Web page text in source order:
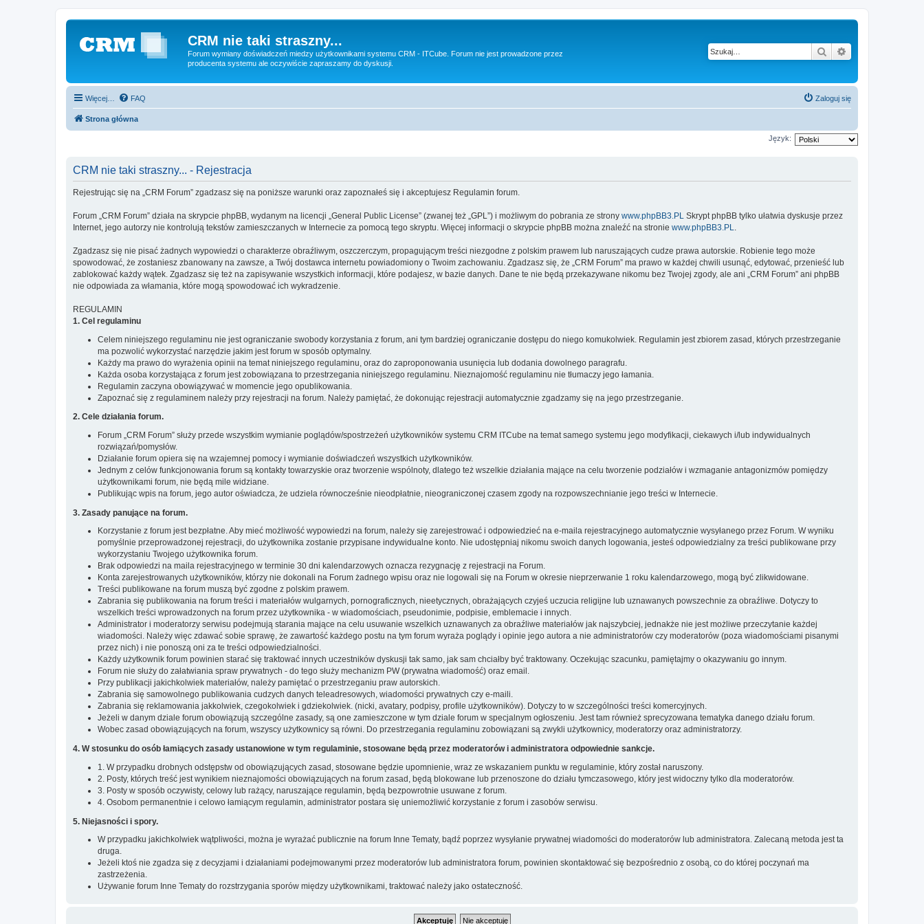
CRM nie taki straszny...
Forum wymiany doświadczeń miedzy użytkownikami systemu CRM - ITCube. Forum nie jest prowadzone przez
producenta systemu ale oczywiście zapraszamy do dyskusji.
Szukaj
Więcej… FAQ Zaloguj się
Strona główna
Język:
CRM nie taki straszny... - Rejestracja
Rejestrując się na „CRM Forum” zgadzasz się na poniższe warunki oraz zapoznałeś się i akceptujesz Regulamin forum.
Forum „CRM Forum” działa na skrypcie phpBB, wydanym na licencji „General Public License” (zwanej też „GPL”) i możliwym do pobrania ze strony www.phpBB3.PL Skrypt phpBB tylko ułatwia dyskusje przez
Internet, jego autorzy nie kontrolują tekstów zamieszczanych w Internecie za pomocą tego skryptu. Więcej informacji o skrypcie phpBB można znaleźć na stronie www.phpBB3.PL.
Zgadzasz się nie pisać żadnych wypowiedzi o charakterze obraźliwym, oszczerczym, propagującym treści niezgodne z polskim prawem lub naruszających cudze prawa autorskie. Robienie tego może
spowodować, że zostaniesz zbanowany na zawsze, a Twój dostawca internetu powiadomiony o Twoim zachowaniu. Zgadzasz się, że „CRM Forum” ma prawo w każdej chwili usunąć, edytować, przenieść lub
zablokować każdy wątek. Zgadzasz się też na zapisywanie wszystkich informacji, które podajesz, w bazie danych. Dane te nie będą przekazywane nikomu bez Twojej zgody, ale ani „CRM Forum” ani phpBB
nie odpowiada za włamania, które mogą spowodować ich wykradzenie.
REGULAMIN
1. Cel regulaminu
Celem niniejszego regulaminu nie jest ograniczanie swobody korzystania z forum, ani tym bardziej ograniczanie dostępu do niego komukolwiek. Regulamin jest zbiorem zasad, których przestrzeganie
ma pozwolić wykorzystać narzędzie jakim jest forum w sposób optymalny.
Każdy ma prawo do wyrażenia opinii na temat niniejszego regulaminu, oraz do zaproponowania usunięcia lub dodania dowolnego paragrafu.
Każda osoba korzystająca z forum jest zobowiązana to przestrzegania niniejszego regulaminu. Nieznajomość regulaminu nie tłumaczy jego łamania.
Regulamin zaczyna obowiązywać w momencie jego opublikowania.
Zapoznać się z regulaminem należy przy rejestracji na forum. Należy pamiętać, że dokonując rejestracji automatycznie zgadzamy się na jego przestrzeganie.
2. Cele działania forum.
Forum „CRM Forum” służy przede wszystkim wymianie poglądów/spostrzeżeń użytkowników systemu CRM ITCube na temat samego systemu jego modyfikacji, ciekawych i/lub indywidualnych
rozwiązań/pomysłów.
Działanie forum opiera się na wzajemnej pomocy i wymianie doświadczeń wszystkich użytkowników.
Jednym z celów funkcjonowania forum są kontakty towarzyskie oraz tworzenie wspólnoty, dlatego też wszelkie działania mające na celu tworzenie podziałów i wzmaganie antagonizmów pomiędzy
użytkownikami forum, nie będą mile widziane.
Publikując wpis na forum, jego autor oświadcza, że udziela równocześnie nieodpłatnie, nieograniczonej czasem zgody na rozpowszechnianie jego treści w Internecie.
3. Zasady panujące na forum.
Korzystanie z forum jest bezpłatne. Aby mieć możliwość wypowiedzi na forum, należy się zarejestrować i odpowiedzieć na e-maila rejestracyjnego automatycznie wysyłanego przez Forum. W wyniku
pomyślnie przeprowadzonej rejestracji, do użytkownika zostanie przypisane indywidualne konto. Nie udostępniaj nikomu swoich danych logowania, jesteś odpowiedzialny za treści publikowane przy
wykorzystaniu Twojego użytkownika forum.
Brak odpowiedzi na maila rejestracyjnego w terminie 30 dni kalendarzowych oznacza rezygnację z rejestracji na Forum.
Konta zarejestrowanych użytkowników, którzy nie dokonali na Forum żadnego wpisu oraz nie logowali się na Forum w okresie nieprzerwanie 1 roku kalendarzowego, mogą być zlikwidowane.
Treści publikowane na forum muszą być zgodne z polskim prawem.
Zabrania się publikowania na forum treści i materiałów wulgarnych, pornograficznych, nieetycznych, obrażających czyjeś uczucia religijne lub uznawanych powszechnie za obraźliwe. Dotyczy to
wszelkich treści wprowadzonych na forum przez użytkownika - w wiadomościach, pseudonimie, podpisie, emblemacie i innych.
Administrator i moderatorzy serwisu podejmują starania mające na celu usuwanie wszelkich uznawanych za obraźliwe materiałów jak najszybciej, jednakże nie jest możliwe przeczytanie każdej
wiadomości. Należy więc zdawać sobie sprawę, że zawartość każdego postu na tym forum wyraża poglądy i opinie jego autora a nie administratorów czy moderatorów (poza wiadomościami pisanymi
przez nich) i nie ponoszą oni za te treści odpowiedzialności.
Każdy użytkownik forum powinien starać się traktować innych uczestników dyskusji tak samo, jak sam chciałby być traktowany. Oczekując szacunku, pamiętajmy o okazywaniu go innym.
Forum nie służy do załatwiania spraw prywatnych - do tego służy mechanizm PW (prywatna wiadomość) oraz email.
Przy publikacji jakichkolwiek materiałów, należy pamiętać o przestrzeganiu praw autorskich.
Zabrania się samowolnego publikowania cudzych danych teleadresowych, wiadomości prywatnych czy e-maili.
Zabrania się reklamowania jakkolwiek, czegokolwiek i gdziekolwiek. (nicki, avatary, podpisy, profile użytkowników). Dotyczy to w szczególności treści komercyjnych.
Jeżeli w danym dziale forum obowiązują szczególne zasady, są one zamieszczone w tym dziale forum w specjalnym ogłoszeniu. Jest tam również sprecyzowana tematyka danego działu forum.
Wobec zasad obowiązujących na forum, wszyscy użytkownicy są równi. Do przestrzegania regulaminu zobowiązani są zwykli użytkownicy, moderatorzy oraz administratorzy.
4. W stosunku do osób łamiących zasady ustanowione w tym regulaminie, stosowane będą przez moderatorów i administratora odpowiednie sankcje.
1. W przypadku drobnych odstępstw od obowiązujących zasad, stosowane będzie upomnienie, wraz ze wskazaniem punktu w regulaminie, który został naruszony.
2. Posty, których treść jest wynikiem nieznajomości obowiązujących na forum zasad, będą blokowane lub przenoszone do działu tymczasowego, który jest widoczny tylko dla moderatorów.
3. Posty w sposób oczywisty, celowy lub rażący, naruszające regulamin, będą bezpowrotnie usuwane z forum.
4. Osobom permanentnie i celowo łamiącym regulamin, administrator postara się uniemożliwić korzystanie z forum i zasobów serwisu.
5. Niejasności i spory.
W przypadku jakichkolwiek wątpliwości, można je wyrażać publicznie na forum Inne Tematy, bądź poprzez wysyłanie prywatnej wiadomości do moderatorów lub administratora. Zalecaną metoda jest ta
druga.
Jeżeli ktoś nie zgadza się z decyzjami i działaniami podejmowanymi przez moderatorów lub administratora forum, powinien skontaktować się bezpośrednio z osobą, co do której poczynań ma
zastrzeżenia.
Używanie forum Inne Tematy do rozstrzygania sporów między użytkownikami, traktować należy jako ostateczność.